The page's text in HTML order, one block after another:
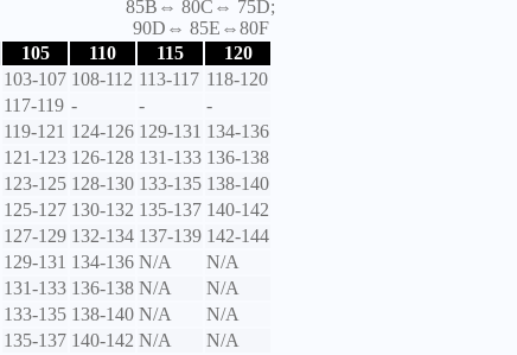
85B⇔ 80C⇔ 75D;
90D⇔ 85E⇔80F
105 110 115
120
103-107 108-112 113-117 118-120
117-119 - -
-
119-121 124-126 129-131 134-136
121-123 126-128 131-133 136-138
123-125 128-130 133-135 138-140
125-127 130-132 135-137 140-142
127-129 132-134 137-139 142-144
129-131 134-136 N/A
N/A
131-133 136-138 N/A
N/A
133-135 138-140 N/A
N/A
135-137 140-142 N/A
N/A